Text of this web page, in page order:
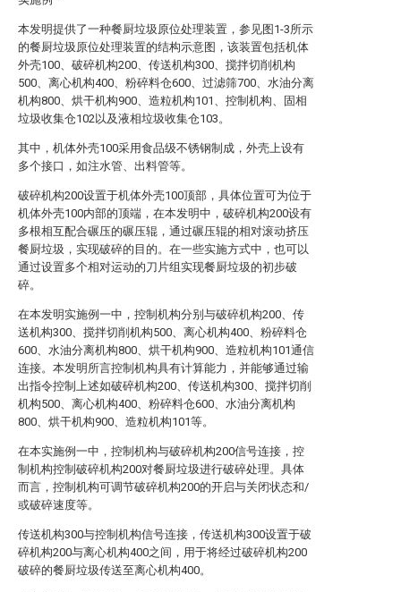
本发明提供了一种餐厨垃圾原位处理装置，参见图1-3所示
的餐厨垃圾原位处理装置的结构示意图，该装置包括机体
外壳100、破碎机构200、传送机构300、搅拌切削机构
500、离心机构400、粉碎料仓600、过滤筛700、水油分离
机构800、烘干机构900、造粒机构101、控制机构、固相
垃圾收集仓102以及液相垃圾收集仓103。
其中，机体外壳100采用食品级不锈钢制成，外壳上设有
多个接口，如注水管、出料管等。
破碎机构200设置于机体外壳100顶部，具体位置可为位于
机体外壳100内部的顶端，在本发明中，破碎机构200设有
多根相互配合碾压的碾压辊，通过碾压辊的相对滚动挤压
餐厨垃圾，实现破碎的目的。在一些实施方式中，也可以
通过设置多个相对运动的刀片组实现餐厨垃圾的初步破
碎。
在本发明实施例一中，控制机构分别与破碎机构200、传
送机构300、搅拌切削机构500、离心机构400、粉碎料仓
600、水油分离机构800、烘干机构900、造粒机构101通信
连接。本发明所言控制机构具有计算能力，并能够通过输
出指令控制上述如破碎机构200、传送机构300、搅拌切削
机构500、离心机构400、粉碎料仓600、水油分离机构
800、烘干机构900、造粒机构101等。
在本实施例一中，控制机构与破碎机构200信号连接，控
制机构控制破碎机构200对餐厨垃圾进行破碎处理。具体
而言，控制机构可调节破碎机构200的开启与关闭状态和/
或破碎速度等。
传送机构300与控制机构信号连接，传送机构300设置于破
碎机构200与离心机构400之间，用于将经过破碎机构200
破碎的餐厨垃圾传送至离心机构400。